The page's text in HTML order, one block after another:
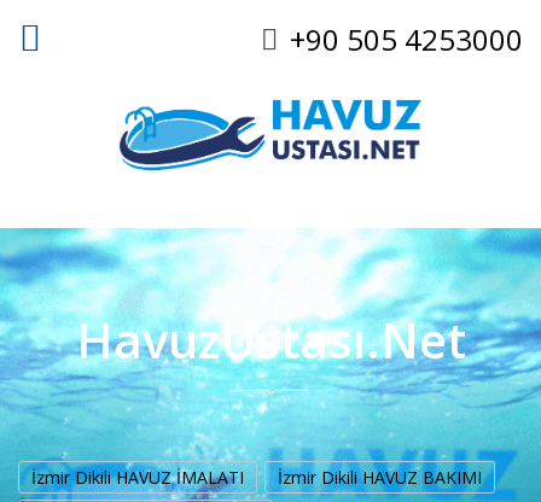
+90 505 4253000
HavuzUstası.Net
İzmir Dikili HAVUZ İMALATI
İzmir Dikili HAVUZ BAKIMI